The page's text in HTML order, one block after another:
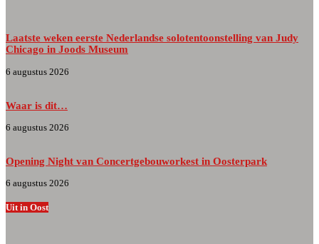
Laatste weken eerste Nederlandse solotentoonstelling van Judy
Chicago in Joods Museum
6 augustus 2026
Waar is dit…
6 augustus 2026
Opening Night van Concertgebouworkest in Oosterpark
6 augustus 2026
Uit in Oost